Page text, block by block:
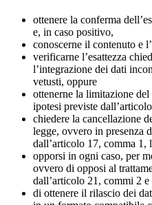
ottenere la conferma
e, in caso positivo,
conoscerne il contenuto e
verificarne l’esattezza
l’integrazione dei dati
vetusti, oppure
ottenerne la limitazione
ipotesi previste
chiedere la cancellazione
legge, ovvero in presenza
dall’articolo 17, comma 1,
opporsi in ogni caso, per
ovvero di opposi al
dall’articolo 21, commi 2
di ottenere il rilascio dei